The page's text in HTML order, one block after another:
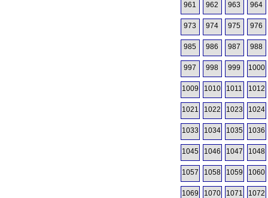
961 962 963 964
973 974 975 976
985 986 987 988
997 998 999 1000
1009 1010 1011 1012
1021 1022 1023 1024
1033 1034 1035 1036
1045 1046 1047 1048
1057 1058 1059 1060
1069 1070 1071 1072